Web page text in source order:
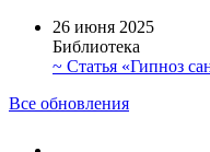
26 июня 2025
Библиотека
~ Статья «Гипноз
Все обновления